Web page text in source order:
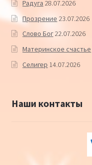
Радуга 28.07.2026
Прозрение 23.07.2026
Слово Бог22.07.2026
Материнское счастье
Селигер 14.07.2026
Наши контакты